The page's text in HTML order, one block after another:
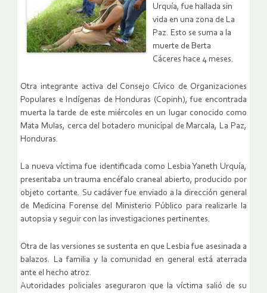
Urquía, fue hallada sin
vida en una zona de La
Paz. Esto se suma a la
muerte de Berta
Cáceres hace 4 meses.
Otra integrante activa del Consejo Cívico de Organizaciones
Populares e Indígenas de Honduras (Copinh), fue encontrada
muerta la tarde de este miércoles en un lugar conocido como
Mata Mulas, cerca del botadero municipal de Marcala, La Paz,
Honduras.
La nueva víctima fue identificada como Lesbia Yaneth Urquía,
presentaba un trauma encéfalo craneal abierto, producido por
objeto cortante. Su cadáver fue enviado a la dirección general
de Medicina Forense del Ministerio Público para realizarle la
autopsia y seguir con las investigaciones pertinentes.
Otra de las versiones se sustenta en que Lesbia fue asesinada a
balazos. La familia y la comunidad en general está aterrada
ante el hecho atroz.
Autoridades policiales aseguraron que la víctima salió de su